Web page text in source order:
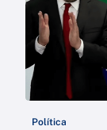
Política